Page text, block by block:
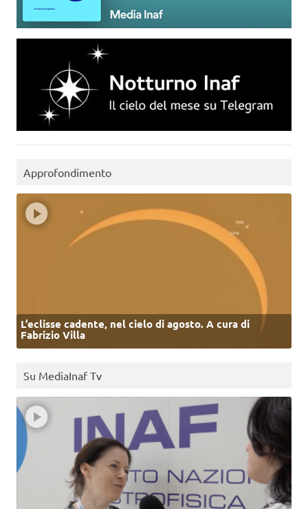
Approfondimento
L’eclisse cadente, nel cielo di agosto. A cura di
Fabrizio Villa
Su MediaInaf Tv